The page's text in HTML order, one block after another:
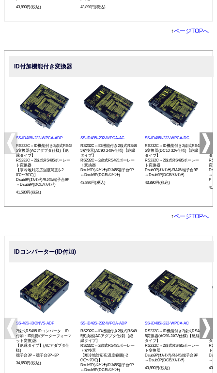
43,890円(税込)
43,890円(税込)
↑ページTOPへ
ID付加機能付き変換器
SS-iD485i-232-WPCA-ADP
RS232C⇔ID機能付き2線式RS48
5変換器(ACアダプタ仕様)【絶
縁タイプ】
RS232C⇔2線式RS485ボーレー
ト変換器
【寒冷地対応広温度範囲(-2
0℃〜70℃)】
Dsub9P(ｵｽ/ｲﾝﾁ)/RJ45/端子台9P
⇔Dsub9P(DCE/ﾒｽ/ｲﾝﾁ)
41,580円(税込)
SS-iD485i-232-WPCA-AC
RS232C⇔ID機能付き2線式RS48
5変換器(AC90-240V仕様)【絶縁
タイプ】
RS232C⇔2線式RS485ボーレー
ト変換器
Dsub9P(ｵｽ/ｲﾝﾁ)/RJ45/端子台9P
⇔Dsub9P(DCE/ﾒｽ/ｲﾝﾁ)
43,890円(税込)
SS-iD485i-232-WPCA-DC
RS232C⇔ID機能付き2線式RS48
5変換器(DC10-32V仕様)【絶縁
タイプ】
RS232C⇔2線式RS485ボーレー
ト変換器
Dsub9P(ｵｽ/ｲﾝﾁ)/RJ45/端子台9P
⇔Dsub9P(DCE/ﾒｽ/ｲﾝﾁ)
43,890円(税込)
タ
変
P
↑ページTOPへ
IDコンバーター(ID付加)
SS-485i-iDCNVS-ADP
2線式RS485 IDコンバータ ID
付加・ID削除(データーフォーマ
ット変換)器
【絶縁タイプ】(ACアダプタ仕
様)
端子台3P⇔端子台3P+3P
34,650円(税込)
SS-iD485i-232-WPCA-ADP
RS232C⇔ID機能付き2線式RS48
5変換器(ACアダプタ仕様)【絶
縁タイプ】
RS232C⇔2線式RS485ボーレー
ト変換器
【寒冷地対応広温度範囲(-2
0℃〜70℃)】
Dsub9P(ｵｽ/ｲﾝﾁ)/RJ45/端子台9P
⇔Dsub9P(DCE/ﾒｽ/ｲﾝﾁ)
SS-iD485i-232-WPCA-AC
RS232C⇔ID機能付き2線式RS48
5変換器(AC90-240V仕様)【絶縁
タイプ】
RS232C⇔2線式RS485ボーレー
ト変換器
Dsub9P(ｵｽ/ｲﾝﾁ)/RJ45/端子台9P
⇔Dsub9P(DCE/ﾒｽ/ｲﾝﾁ)
43,890円(税込)
タ
ト